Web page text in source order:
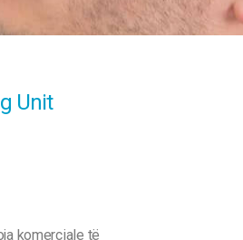
Unit
komerciale të